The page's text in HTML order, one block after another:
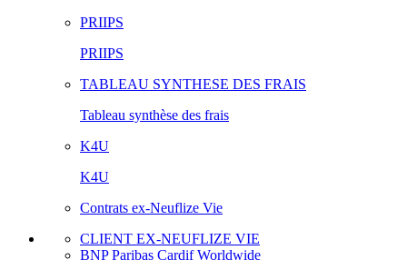
PRIIPS
PRIIPS
TABLEAU SYNTHESE DES FRAIS
Tableau synthèse des frais
K4U
K4U
Contrats ex-Neuflize Vie
CLIENT EX-NEUFLIZE VIE
BNP Paribas Cardif Worldwide